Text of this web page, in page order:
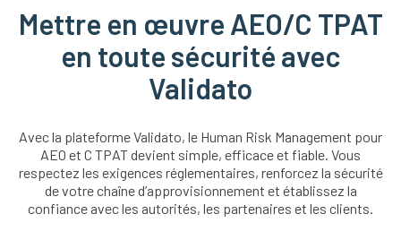
Mettre en œuvre AEO/C TPAT
en toute sécurité avec
Validato
Avec la plateforme Validato, le Human Risk Management pour
AEO et C TPAT devient simple, efficace et fiable. Vous
respectez les exigences réglementaires, renforcez la sécurité
de votre chaîne d’approvisionnement et établissez la
confiance avec les autorités, les partenaires et les clients.